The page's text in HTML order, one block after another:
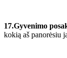
17.Gyvenimo
kokią aš panorėsiu